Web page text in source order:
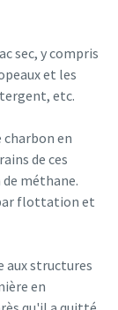
sec, y compris
et les
etc.
en
de ces
méthane.
flottation et
aux structures
en